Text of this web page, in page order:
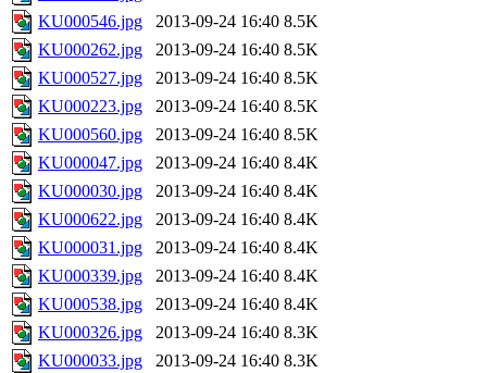
KU000546.jpg
2013-09-24 16:40 8.5K
KU000262.jpg
2013-09-24 16:40 8.5K
KU000527.jpg
2013-09-24 16:40 8.5K
KU000223.jpg
2013-09-24 16:40 8.5K
KU000560.jpg
2013-09-24 16:40 8.5K
KU000047.jpg
2013-09-24 16:40 8.4K
KU000030.jpg
2013-09-24 16:40 8.4K
KU000622.jpg
2013-09-24 16:40 8.4K
KU000031.jpg
2013-09-24 16:40 8.4K
KU000339.jpg
2013-09-24 16:40 8.4K
KU000538.jpg
2013-09-24 16:40 8.4K
KU000326.jpg
2013-09-24 16:40 8.3K
KU000033.jpg
2013-09-24 16:40 8.3K